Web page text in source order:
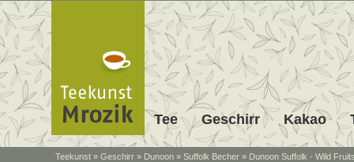
Tee Geschirr Kakao
Teekunst » Geschirr » Dunoon » Suffolk Becher » Dunoon Suffolk - Wild